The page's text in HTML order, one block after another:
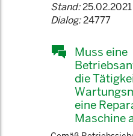
Stand:25.02.2021
Dialog:24777
Muss eine
die
eine
Maschine